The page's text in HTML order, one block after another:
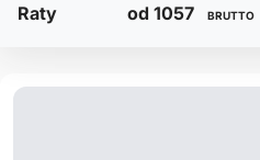
Raty od 1057 BRUTTO